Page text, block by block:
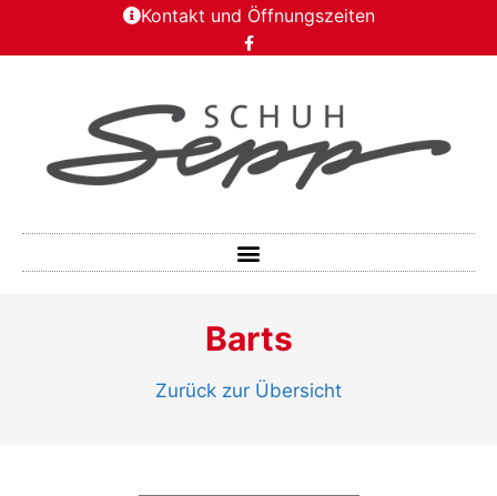
Kontakt und Öffnungszeiten
Barts
Zurück zur Übersicht